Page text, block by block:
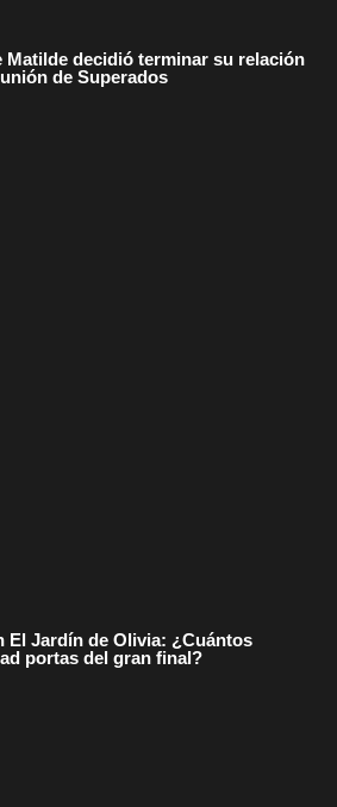
Matilde decidió terminar su relación
de Superados
El Jardín de Olivia: ¿Cuántos
portas del gran final?